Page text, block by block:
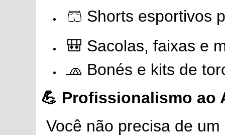
🩳 Shorts esportivos
🎒 Sacolas, faixas e
🧢 Bonés e kits de
💪 Profissionalismo ao
Você não precisa de